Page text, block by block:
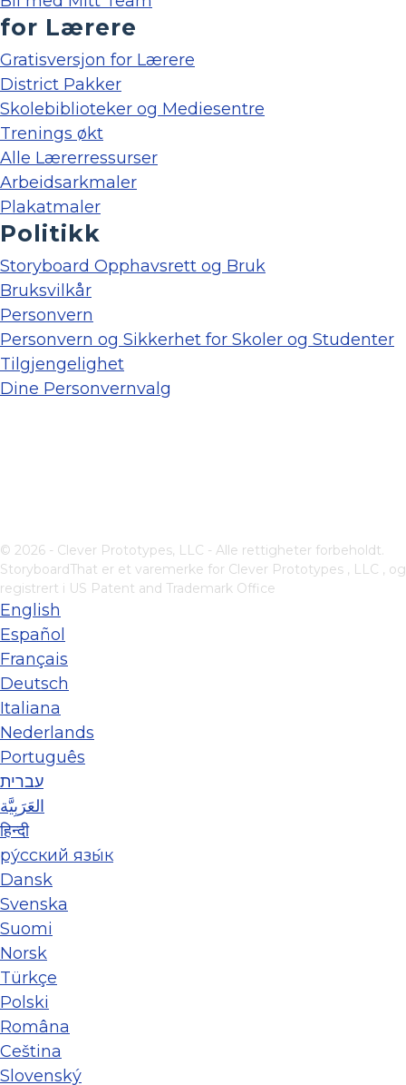
for Lærere
Gratisversjon for Lærere
District Pakker
Skolebiblioteker og Mediesentre
Trenings økt
Alle Lærerressurser
Arbeidsarkmaler
Plakatmaler
Politikk
Storyboard Opphavsrett og Bruk
Bruksvilkår
Personvern
Personvern og Sikkerhet for Skoler og Studenter
Tilgjengelighet
Dine Personvernvalg
© 2026 - Clever Prototypes, LLC - Alle rettigheter forbeholdt.
StoryboardThat er et varemerke for Clever Prototypes , LLC , og
registrert i US Patent and Trademark Office
English
Español
Français
Deutsch
Italiana
Nederlands
Português
עברית
العَرَبِيَّة
हिन्दी
ру́сский язы́к
Dansk
Svenska
Suomi
Norsk
Türkçe
Polski
Româna
Ceština
Slovenský